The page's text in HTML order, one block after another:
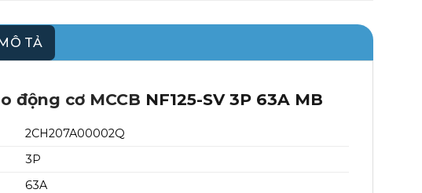
MÔ TẢ
động cơ MCCB NF125-SV 3P 63A MB
2CH207A00002Q
3P
63A